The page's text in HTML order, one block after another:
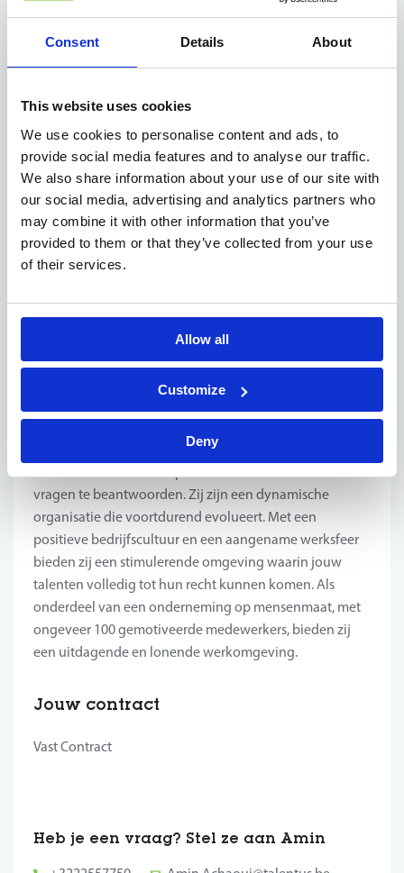
Consent Details About
This website uses cookies
We use cookies to personalise content and ads, to
provide social media features and to analyse our traffic.
We also share information about your use of our site with
our social media, advertising and analytics partners who
may combine it with other information that you’ve
provided to them or that they’ve collected from your use
of their services.
Allow all
Customize
Deny
ervaring in dossierbeheer (bijvoorbeeld incasso of
verzekeringen).
Sterke communicatieve vaardigheden en de
mogelijkheid je professioneel uit te drukken in
zowel
Nederlands als Frans
Analytisch cijfermatig
In het bezit zijn vanrijbewijs B.
technieken of wegopbouw? Onze partner heeft een
vragen te beantwoorden. Zij zijn een dynamische
organisatie die voortdurend evolueert. Met een
positieve bedrijfscultuur en een aangename werksfeer
bieden zij een stimulerende omgeving waarin jouw
talenten volledig tot hun recht kunnen komen. Als
onderdeel van een onderneming op mensenmaat, met
ongeveer 100 gemotiveerde medewerkers, bieden zij
een uitdagende en lonende werkomgeving.
Jouw contract
Vast Contract
Heb je een vraag? Stel ze aan Amin